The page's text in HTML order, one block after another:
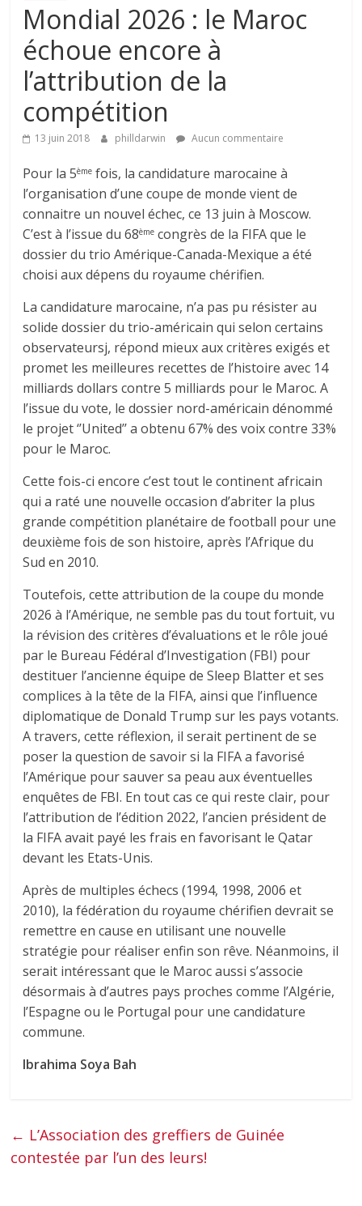
Mondial 2026 : le Maroc
échoue encore à
l’attribution de la
compétition
13 juin 2018 philldarwin Aucun commentaire
Pour la 5ème fois, la candidature marocaine à
l’organisation d’une coupe de monde vient de
connaitre un nouvel échec, ce 13 juin à Moscow.
C’est à l’issue du 68ème congrès de la FIFA que le
dossier du trio Amérique-Canada-Mexique a été
choisi aux dépens du royaume chérifien.
La candidature marocaine, n’a pas pu résister au
solide dossier du trio-américain qui selon certains
observateursj, répond mieux aux critères exigés et
promet les meilleures recettes de l’histoire avec 14
milliards dollars contre 5 milliards pour le Maroc. A
l’issue du vote, le dossier nord-américain dénommé
le projet ‘’United’’ a obtenu 67% des voix contre 33%
pour le Maroc.
Cette fois-ci encore c’est tout le continent africain
qui a raté une nouvelle occasion d’abriter la plus
grande compétition planétaire de football pour une
deuxième fois de son histoire, après l’Afrique du
Sud en 2010.
Toutefois, cette attribution de la coupe du monde
2026 à l’Amérique, ne semble pas du tout fortuit, vu
la révision des critères d’évaluations et le rôle joué
par le Bureau Fédéral d’Investigation (FBI) pour
destituer l’ancienne équipe de Sleep Blatter et ses
complices à la tête de la FIFA, ainsi que l’influence
diplomatique de Donald Trump sur les pays votants.
A travers, cette réflexion, il serait pertinent de se
poser la question de savoir si la FIFA a favorisé
l’Amérique pour sauver sa peau aux éventuelles
enquêtes de FBI. En tout cas ce qui reste clair, pour
l’attribution de l’édition 2022, l’ancien président de
la FIFA avait payé les frais en favorisant le Qatar
devant les Etats-Unis.
Après de multiples échecs (1994, 1998, 2006 et
2010), la fédération du royaume chérifien devrait se
remettre en cause en utilisant une nouvelle
stratégie pour réaliser enfin son rêve. Néanmoins, il
serait intéressant que le Maroc aussi s’associe
désormais à d’autres pays proches comme l’Algérie,
l’Espagne ou le Portugal pour une candidature
commune.
Ibrahima Soya Bah
← L’Association des greffiers de Guinée
contestée par l’un des leurs!